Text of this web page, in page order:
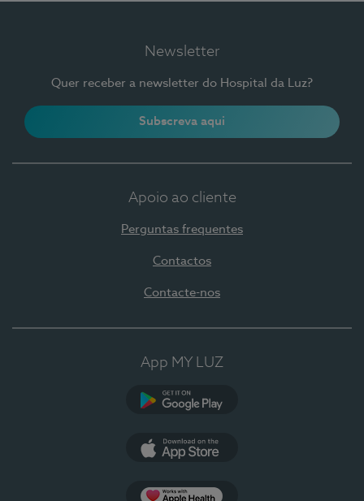
Newsletter
Quer receber a newsletter do Hospital da Luz?
Subscreva aqui
Apoio ao cliente
Perguntas frequentes
Contactos
Contacte-nos
App MY LUZ